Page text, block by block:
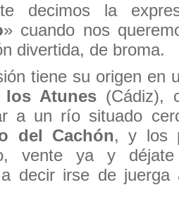
decimos la
» cuando nos
divertida, de broma.
tiene su origen en
los Atunes (Cádiz),
a un río situado
del Cachón, y los
vente ya y
a decir irse de